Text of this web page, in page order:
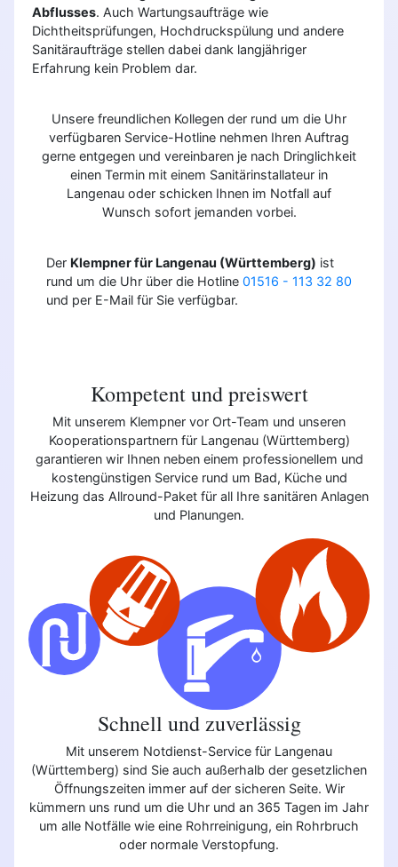
Abflusses. Auch Wartungsaufträge wie
Dichtheitsprüfungen, Hochdruckspülung und andere
Sanitäraufträge stellen dabei dank langjähriger
Erfahrung kein Problem dar.
Unsere freundlichen Kollegen der rund um die Uhr
verfügbaren Service-Hotline nehmen Ihren Auftrag
gerne entgegen und vereinbaren je nach Dringlichkeit
einen Termin mit einem Sanitärinstallateur in
Langenau oder schicken Ihnen im Notfall auf
Wunsch sofort jemanden vorbei.
Der Klempner für Langenau (Württemberg) ist
rund um die Uhr über die Hotline 01516 - 113 32 80
und per E-Mail für Sie verfügbar.
Kompetent und preiswert
Mit unserem Klempner vor Ort-Team und unseren
Kooperationspartnern für Langenau (Württemberg)
garantieren wir Ihnen neben einem professionellem und
kostengünstigen Service rund um Bad, Küche und
Heizung das Allround-Paket für all Ihre sanitären Anlagen
und Planungen.
Schnell und zuverlässig
Mit unserem Notdienst-Service für Langenau
(Württemberg) sind Sie auch außerhalb der gesetzlichen
Öffnungszeiten immer auf der sicheren Seite. Wir
kümmern uns rund um die Uhr und an 365 Tagen im Jahr
um alle Notfälle wie eine Rohrreinigung, ein Rohrbruch
oder normale Verstopfung.